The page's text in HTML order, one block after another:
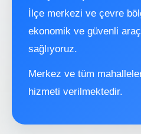
İlçe merkezi ve çevre
ekonomik ve güvenli
sağlıyoruz.
Merkez ve tüm
hizmeti verilmektedir.